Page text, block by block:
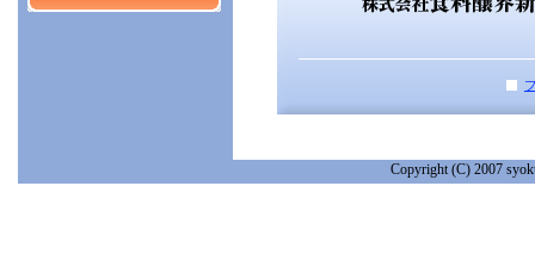
Copyright (C) 2007